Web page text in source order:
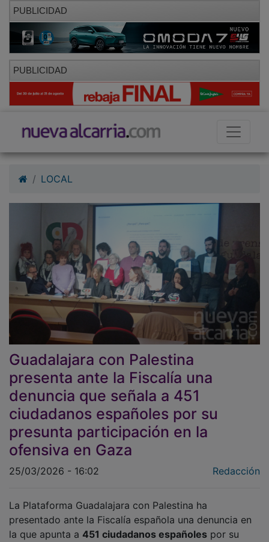
PUBLICIDAD
PUBLICIDAD
Guadalajara con Palestina
presenta ante la Fiscalía una
denuncia que señala a 451
ciudadanos españoles por su
presunta participación en la
ofensiva en Gaza
presentado ante la Fiscalía española una denuncia en
la que apunta a451 ciudadanos españolespor su